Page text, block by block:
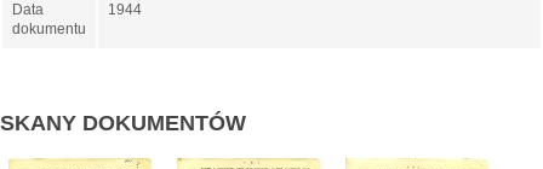
Data
dokumentu
1944
SKANY DOKUMENTÓW